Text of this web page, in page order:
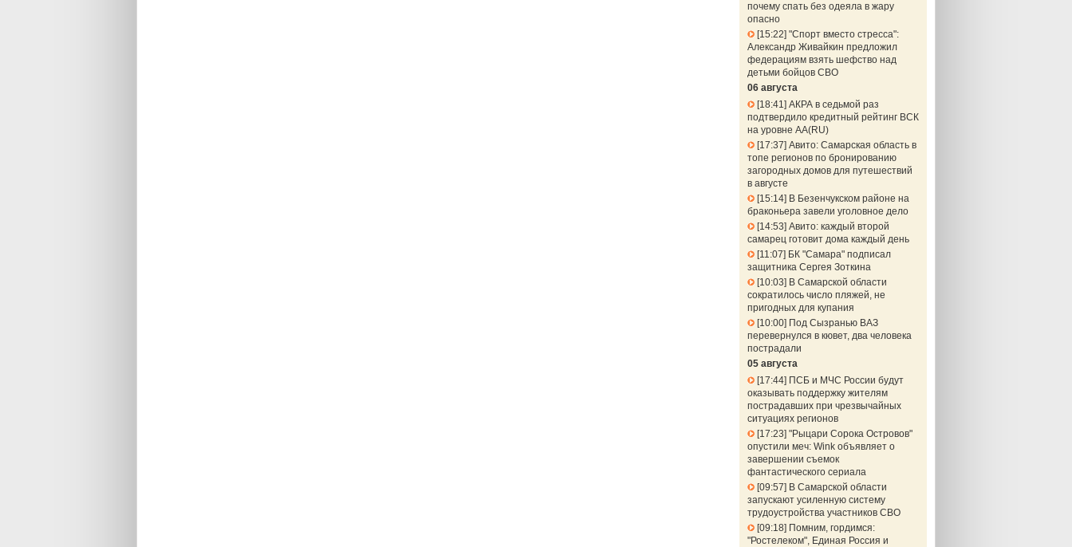
почему спать без одеяла в жару
опасно
15:22 "Спорт вместо стресса":
Александр Живайкин предложил
федерациям взять шефство над
детьми бойцов СВО
06 августа
18:41 АКРА в седьмой раз
подтвердило кредитный рейтинг ВСК
на уровне АА(RU)
17:37 Авито: Самарская область в
топе регионов по бронированию
загородных домов для путешествий
в августе
15:14 В Безенчукском районе на
браконьера завели уголовное дело
14:53 Авито: каждый второй
самарец готовит дома каждый день
11:07
БК "Самара" подписал
защитника Сергея Зоткина
10:03
В Самарской области
сократилось число пляжей, не
пригодных для купания
10:00 Под Сызранью ВАЗ
перевернулся в кювет, два человека
пострадали
05 августа
17:44 ПСБ и МЧС России будут
оказывать поддержку жителям
пострадавших при чрезвычайных
ситуациях регионов
17:23 "Рыцари Сорока Островов"
опустили меч: Wink объявляет о
завершении съемок
фантастического сериала
09:57
В Самарской области
запускают усиленную систему
трудоустройства участников СВО
09:18 Помним, гордимся:
"Ростелеком", Единая Россия и